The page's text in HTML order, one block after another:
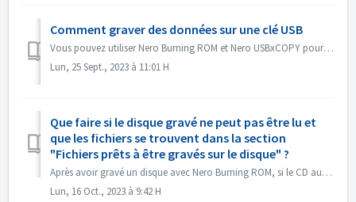
Comment graver des données sur une clé USB
Vous pouvez utiliser Nero Burning ROM et Nero USBxCOPY pour graver des données sur des clés/cartes USB. Dans Nero Burning ROM, 'Raspberry Pi OS' et ...
Lun, 25 Sept., 2023 à 11:01 H
Que faire si le disque gravé ne peut pas être lu et
que les fichiers se trouvent dans la section
"Fichiers prêts à être gravés sur le disque" ?
Après avoir gravé un disque avec Nero Burning ROM, si le CD audio ne peut pas être lu avec un lecteur CD, ouvrez le disque dans l'Explorateur Windows po...
Lun, 16 Oct., 2023 à 9:42 H